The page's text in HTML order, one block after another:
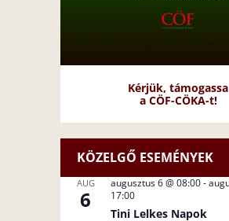
Kérjük, támogassa
a CÖF-CÖKA-t!
KÖZELGŐ ESEMÉNYEK
AUG
6
augusztus 6 @ 08:00-
17:00
Tini Lelkes Napok